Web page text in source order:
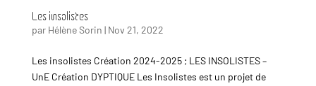
Les insolistes
par Hélène Sorin | Nov 21, 2022
Les insolistes Création 2024-2025 ; LES INSOLISTES –
UnE Création DYPTIQUE Les Insolistes est un projet de